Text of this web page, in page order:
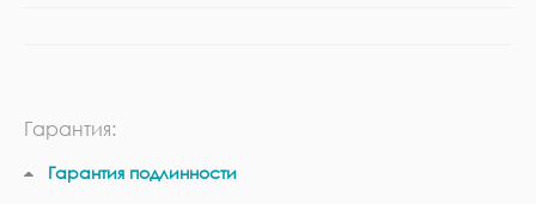
Гарантия:
Гарантия подлинности